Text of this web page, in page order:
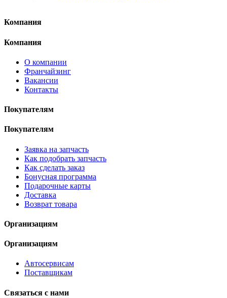
Компания
Компания
О компании
Франчайзинг
Вакансии
Контакты
Покупателям
Покупателям
Заявка на запчасть
Как подобрать запчасть
Как сделать заказ
Бонусная программа
Подарочные карты
Доставка
Возврат товара
Организациям
Организациям
Автосервисам
Поставщикам
Связаться с нами